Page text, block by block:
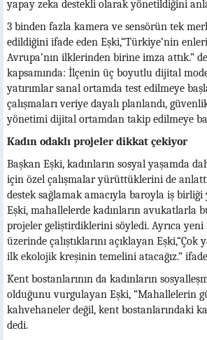
yapay zeka destekli olarak yönetildiğini
3 binden fazla kamera ve sensörün tek
edildiğini ifade eden Eşki,“Türkiye’nin
Avrupa’nın ilklerinden birine imza attık.”
kapsamında: İlçenin üç boyutlu dijital
yatırımlar sanal ortamda test edilmeye
çalışmaları veriye dayalı planlandı,
yönetimi dijital ortamdan takip edilmeye
Kadın odaklı projeler dikkat çekiyor
Başkan Eşki, kadınların sosyal yaşamda
için özel çalışmalar yürüttüklerini de
destek sağlamak amacıyla baroyla iş birliği
Eşki, mahallelerde kadınların avukatlarla
projeler geliştirdiklerini söyledi. Ayrıca
üzerinde çalıştıklarını açıklayan Eşki,“Çok
ilk ekolojik kreşinin temelini atacağız.”
Kent bostanlarının da kadınların
olduğunu vurgulayan Eşki, “Mahallelerin
kahvehaneler değil, kent bostanlarındaki
dedi.